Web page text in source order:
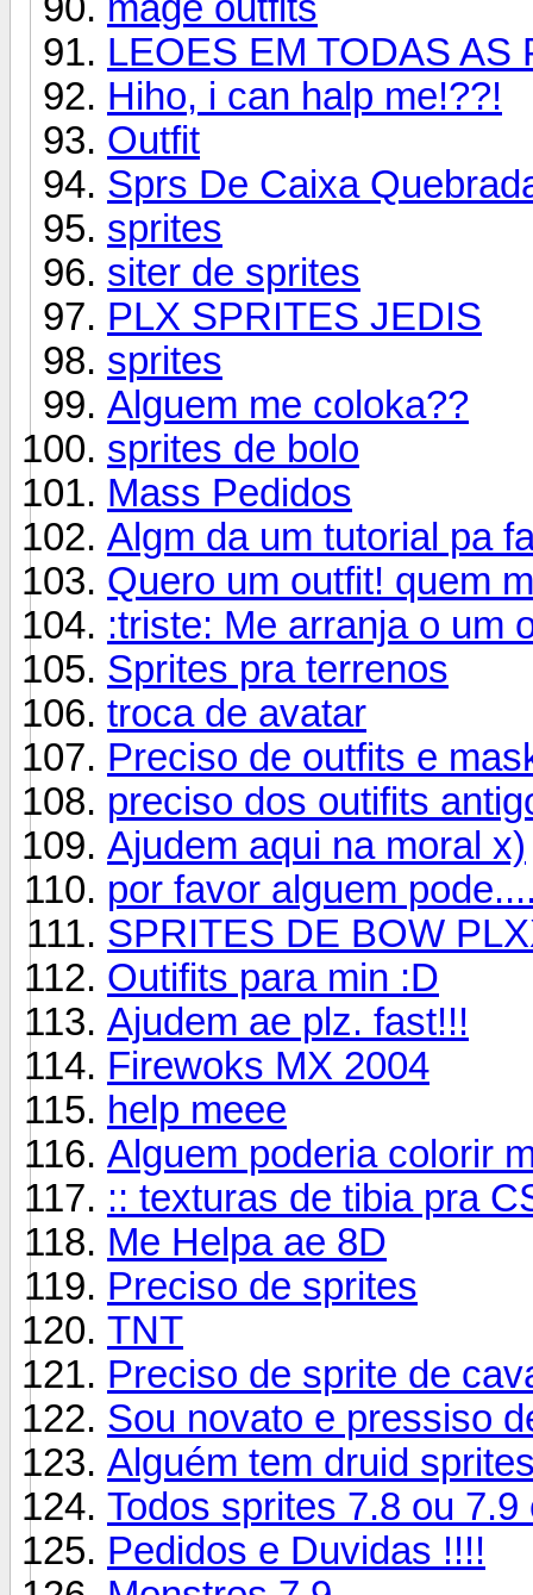
LEOES EM TODAS AS
Hiho, i can halp me!??!
Outfit
Sprs De Caixa
sprites
siter de sprites
PLX SPRITES JEDIS
sprites
Alguem me coloka??
sprites de bolo
Mass Pedidos
Algm da um tutorial pa
Quero um outfit! quem
:triste: Me arranja o um
Sprites pra terrenos
troca de avatar
Preciso de outfits e
preciso dos outifits
Ajudem aqui na moral x)
por favor alguem
SPRITES DE BOW
Outifits para min :D
Ajudem ae plz. fast!!!
Firewoks MX 2004
help meee
Alguem poderia colorir
:: texturas de tibia pra
Me Helpa ae 8D
Preciso de sprites
TNT
Preciso de sprite de
Sou novato e pressiso
Alguém tem druid
Todos sprites 7.8 ou
Pedidos e Duvidas !!!!